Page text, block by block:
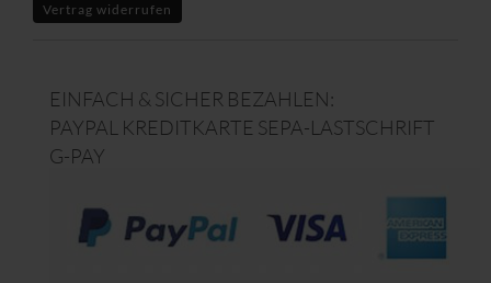
Vertrag widerrufen
EINFACH & SICHER BEZAHLEN:
PAYPAL KREDITKARTE SEPA-LASTSCHRIFT
G-PAY